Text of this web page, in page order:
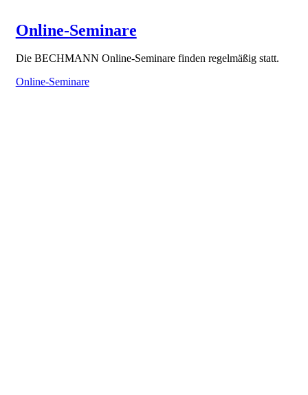
Online-Seminare
Die BECHMANN Online-Seminare finden regelmäßig statt.
Online-Seminare